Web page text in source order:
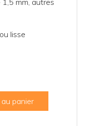
mm, autres
lisse
panier